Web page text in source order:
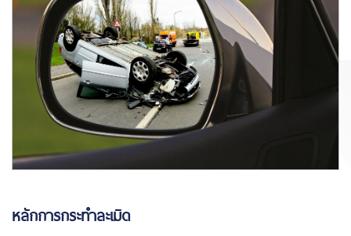
หลักการกระทำละเมิด